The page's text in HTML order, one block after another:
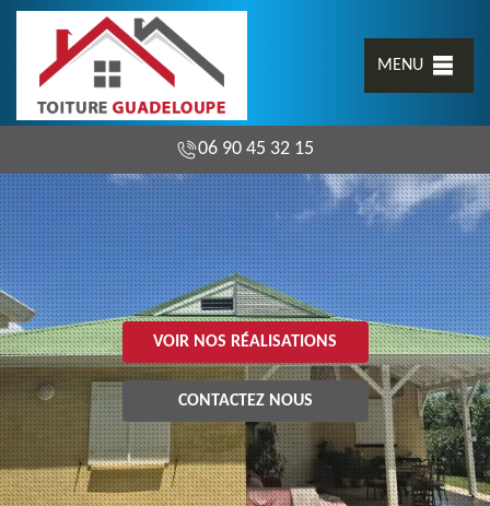
MENU
06 90 45 32 15
VOIR NOS RÉALISATIONS
CONTACTEZ NOUS